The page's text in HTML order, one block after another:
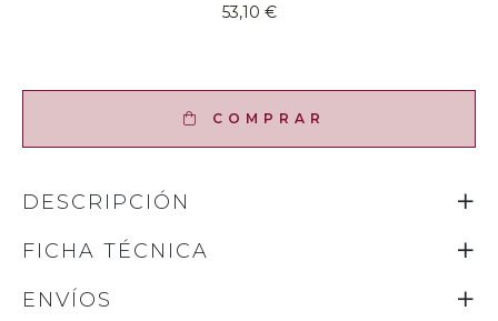
53,10 €
COMPRAR
DESCRIPCIÓN
FICHA TÉCNICA
ENVÍOS